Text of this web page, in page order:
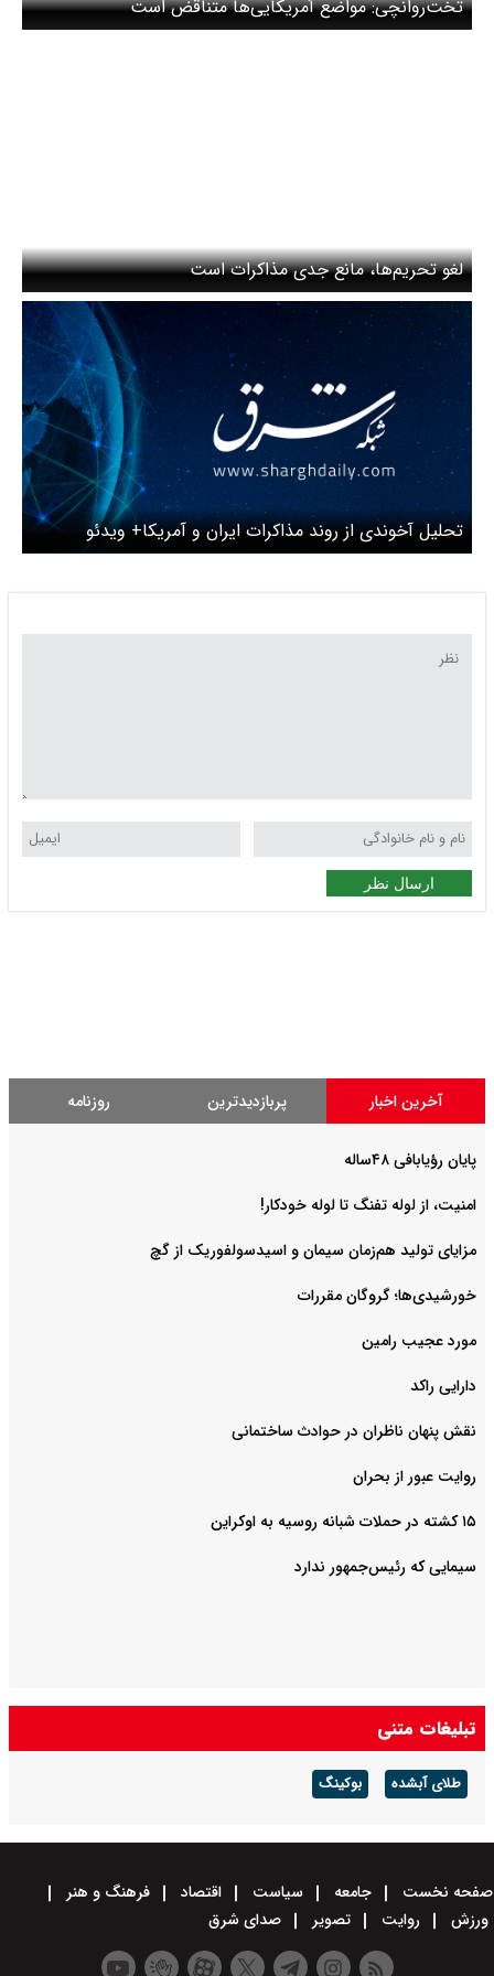
تخت‌روانچی: مواضع آمریکایی‌ها متناقض است
لغو تحریم‌ها، مانع جدی مذاکرات است
تحلیل آخوندی از روند مذاکرات ایران و آمریکا+ ویدئو
ارسال نظر
آخرین اخبار پربازدیدترین روزنامه
پایان رؤیابافی ۴۸ساله
امنیت، از لوله تفنگ تا ‌لوله خودکار!
مزایای تولید هم‌زمان سیمان و اسیدسولفوریک از گچ
خورشیدی‌ها؛ گروگان مقررات
مورد عجیب رامین
دارایی راکد
نقش پنهان ناظران در حوادث ساختمانی
روایت عبور از بحران
۱۵ کشته در حملات شبانه روسیه به اوکراین
سیمایی که رئیس‌جمهور ندارد
تبلیغات متنی
طلای آبشده بوکینگ
صفحه نخست جامعه سیاست اقتصاد
فرهنگ و هنر
ورزش
روایت تصویر صدای شرق